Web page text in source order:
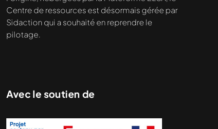
Centre de ressources est désormais gérée par
Sidaction qui a souhaité en reprendre le
pilotage.
Avec le soutien de